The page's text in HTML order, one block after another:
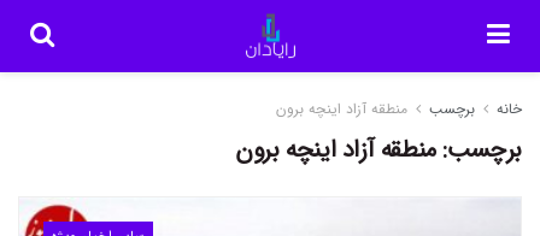
خانه برچسب منطقه آزاد اینچه برون
برچسب:منطقه آزاد اینچه برون